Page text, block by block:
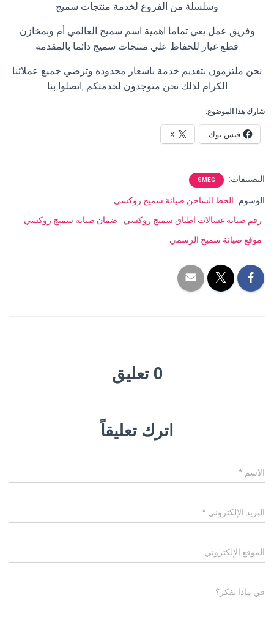
وسلسلة من الفروع لخدمة منتجات سميج
وفريق عمل يعي تماما اهمية اسم سميج العالمي أم وبمخازن
قطع غيار للحفاظ علي منتجات سميج دائما بالمقدمة
نحن ملتزمون بتقديم خدمة باسعار محدوده وترضي جميع عملائنا
الكرام لذلك نحن متوجدون لخدمتكم ,اتصلوا بنا
شارك هذا الموضوع:
فيس بوك X
التصنيفات: SMEG
الوسوم: الخط الساخن صيانة سميج روكسي
رقم صيانة غسالات اطباق سميج روكسي
ضمان صيانة سميج روكسي
موقع صيانة سميج الرسمي
0 تعليق
اترك تعليقاً
الاسم *
البريد الإلكتروني *
الموقع الإلكتروني
في ماذا تفكر؟